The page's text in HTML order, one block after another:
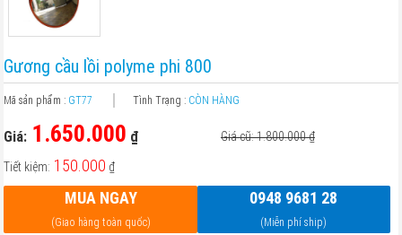
Gương cầu lồi polyme phi 800
Mã sản phẩm : GT77 Tình Trạng : CÒN HÀNG
Giá: 1.650.000 ₫ Giá cũ: 1.800.000₫
Tiết kiệm: 150.000 ₫
MUA NGAY
(Giao hàng toàn quốc)
0948 9681 28
(Miễn phí ship)